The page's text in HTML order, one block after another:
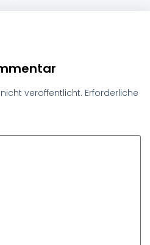
veröffentlicht. Erforderliche